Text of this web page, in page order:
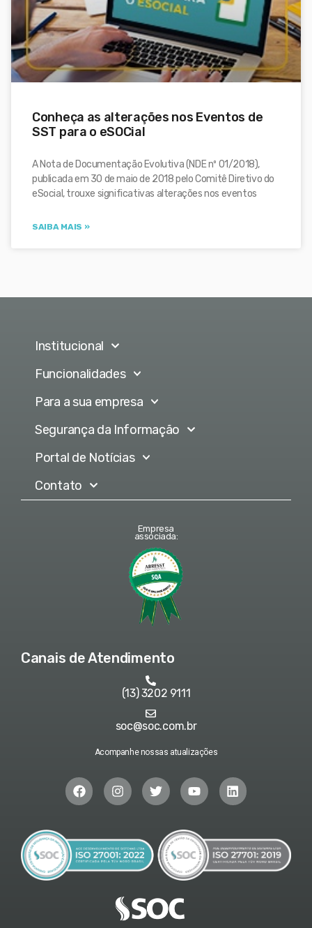
Conheça as alterações nos Eventos de
SST para o eSOCial
A Nota de Documentação Evolutiva (NDE nº 01/2018),
publicada em 30 de maio de 2018 pelo Comitê Diretivo do
eSocial, trouxe significativas alterações nos eventos
SAIBA MAIS »
Institucional
Funcionalidades
Para a sua empresa
Segurança da Informação
Portal de Notícias
Contato
Empresa
associada:
Canais de Atendimento
(13) 3202 9111
soc@soc.com.br
Acompanhe nossas atualizações